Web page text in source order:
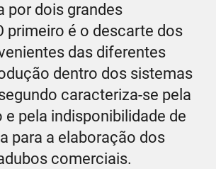
por dois grandes
primeiro é o descarte dos
das diferentes
dentro dos sistemas
caracteriza-se pela
e pela indisponibilidade de
para a elaboração dos
comerciais.